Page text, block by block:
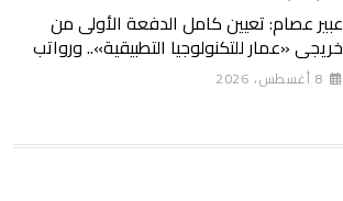
عبير عصام: تعيين كامل الدفعة الأولى من
خريجي «عمار للتكنولوجيا التطبيقية».. ورواتب
تصل إلى 13 ألف جنيه
8 أغسطس، 2026